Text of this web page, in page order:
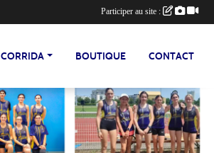
CORRIDA BOUTIQUE CONTACT
Participer au site :